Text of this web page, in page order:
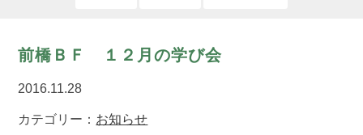
前橋ＢＦ １２月の学び会
2016.11.28
カテゴリー： お知らせ